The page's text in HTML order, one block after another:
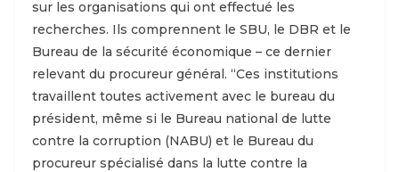
sur les organisations qui ont effectué les
recherches. Ils comprennent le SBU, le DBR et le
Bureau de la sécurité économique – ce dernier
relevant du procureur général. “Ces institutions
travaillent toutes activement avec le bureau du
président, même si le Bureau national de lutte
contre la corruption (NABU) et le Bureau du
procureur spécialisé dans la lutte contre la